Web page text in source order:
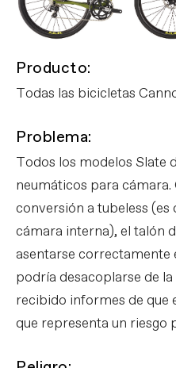
Producto:
Todas las bicicletas
Problema:
Todos los modelos Slate
neumáticos para
conversión a tubeless (es
cámara interna), el talón
asentarse correctamente
podría desacoplarse de
recibido informes de que
que representa un riesgo